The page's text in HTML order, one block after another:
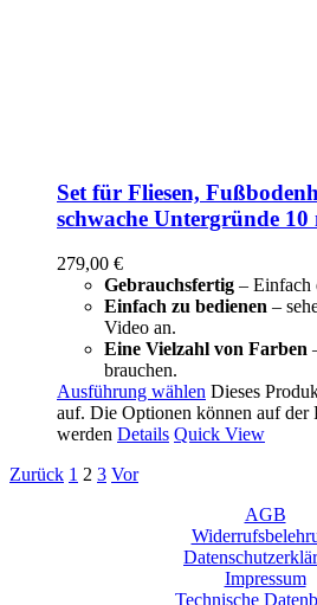
Set für Fliesen,
schwache Untergründe 10
279,00 €
Gebrauchsfertig – Einfach
Einfach zu bedienen –
Video an.
Eine Vielzahl von Farben
brauchen.
Ausführung wählen Dieses
auf. Die Optionen können auf der
werden Details Quick View
Zurück 1 2 3 Vor
AGB
Impressum
Technische